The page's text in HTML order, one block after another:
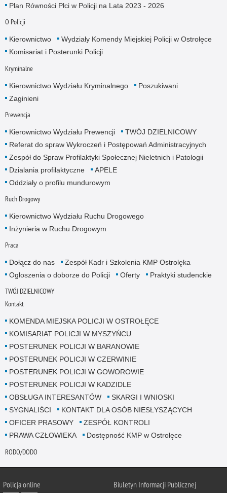
Plan Równości Płci w Policji na Lata 2023 - 2026
O Policji
Kierownictwo
Wydziały Komendy Miejskiej Policji w Ostrołęce
Komisariat i Posterunki Policji
Kryminalne
Kierownictwo Wydziału Kryminalnego
Poszukiwani
Zaginieni
Prewencja
Kierownictwo Wydziału Prewencji
TWÓJ DZIELNICOWY
Referat do spraw Wykroczeń i Postępowań Administracyjnych
Zespół do Spraw Profilaktyki Społecznej Nieletnich i Patologii
Dzialania profilaktyczne
APELE
Oddziały o profilu mundurowym
Ruch Drogowy
Kierownictwo Wydziału Ruchu Drogowego
Inżynieria w Ruchu Drogowym
Praca
Dołącz do nas
Zespół Kadr i Szkolenia KMP Ostrolęka
Ogłoszenia o doborze do Policji
Oferty Praktyki studenckie
TWÓJ DZIELNICOWY
Kontakt
KOMENDA MIEJSKA POLICJI W OSTROŁĘCE
KOMISARIAT POLICJI W MYSZYŃCU
POSTERUNEK POLICJI W BARANOWIE
POSTERUNEK POLICJI W CZERWINIE
POSTERUNEK POLICJI W GOWOROWIE
POSTERUNEK POLICJI W KADZIDLE
OBSŁUGA INTERESANTÓW
SKARGI I WNIOSKI
SYGNALIŚCI
KONTAKT DLA OSÓB NIESŁYSZĄCYCH
OFICER PRASOWY
ZESPÓŁ KONTROLI
PRAWA CZŁOWIEKA
Dostępność KMP w Ostrołęce
RODO/DODO
Policja online Biuletyn Informacji Publicznej